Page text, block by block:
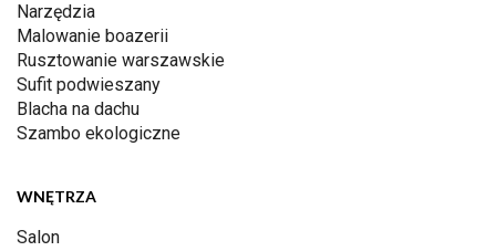
Narzędzia
Malowanie boazerii
Rusztowanie warszawskie
Sufit podwieszany
Blacha na dachu
Szambo ekologiczne
WNĘTRZA
Salon